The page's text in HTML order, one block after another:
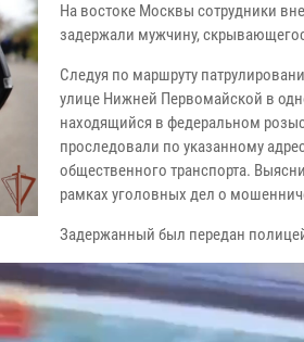
На востоке Москвы сотрудники
задержали мужчину,
Следуя по маршруту
улице Нижней Первомайской в
находящийся в федеральном
проследовали по указанному
общественного транспорта.
рамках уголовных дел о
Задержанный был передан